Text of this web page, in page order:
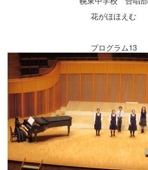
花がほほえむ
プログラム13